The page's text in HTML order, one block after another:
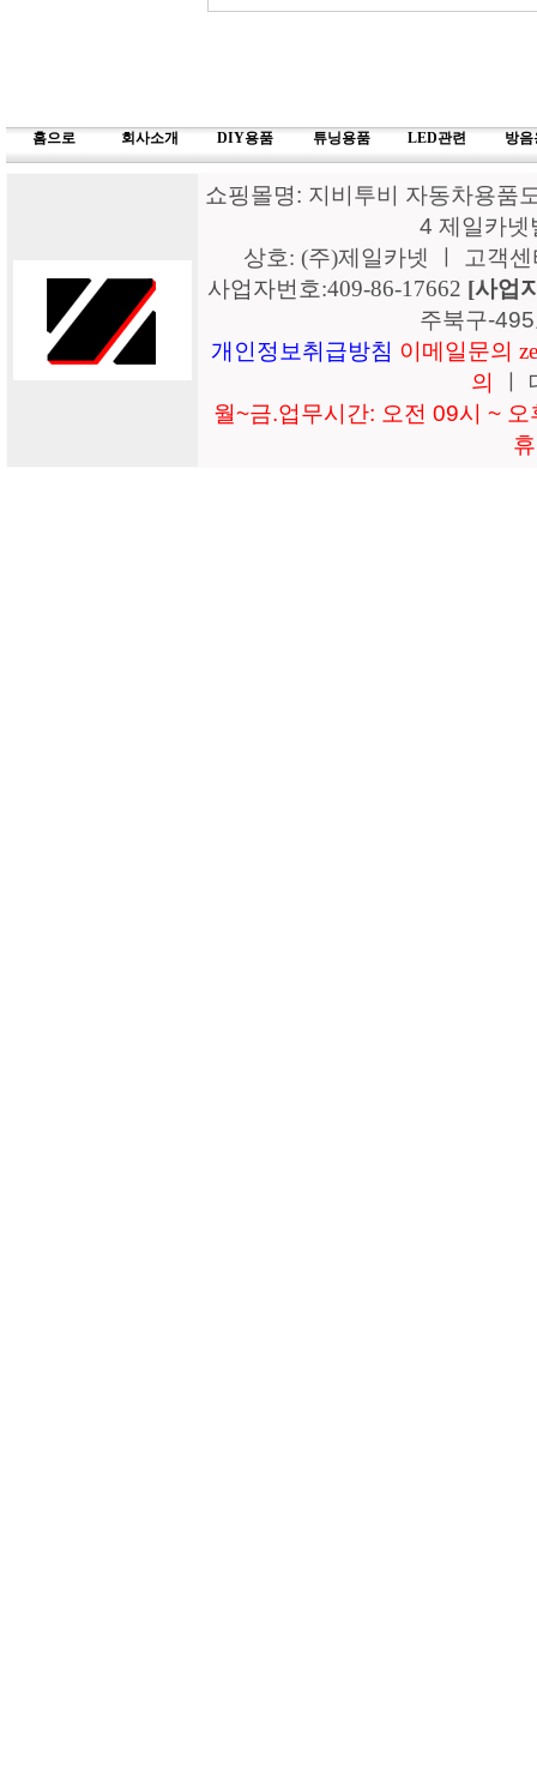
홈으로 회사소개 DIY용품 튜닝용품 LED관련 방음
쇼핑몰명: 지비투비 자동차용품
4 제일카
상호: (주)제일카넷 ㅣ 고객
사업자번호:409-86-17662 [사업
주북구-
개인정보취급방침 이메일문의
의
월~금.업무시간: 오전 09시 ~